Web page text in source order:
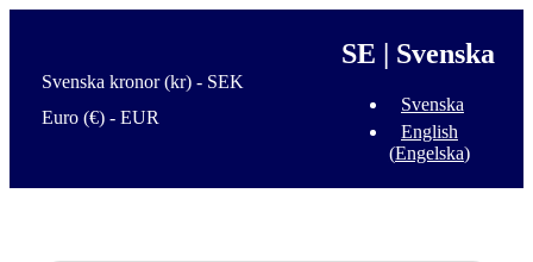
Svenska kronor (kr) - SEK
Euro (€) - EUR
SE | Svenska
Svenska
English
(Engelska)